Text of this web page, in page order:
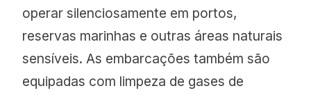
operar silenciosamente em portos,
reservas marinhas e outras áreas naturais
sensíveis. As embarcações também são
equipadas com limpeza de gases de